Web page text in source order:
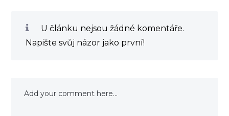
U článku nejsou žádné komentáře.
Napište svůj názor jako první!